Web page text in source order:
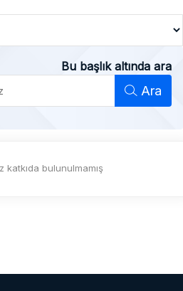
Bu başlık altında ara
Ara
katkıda bulunulmamış